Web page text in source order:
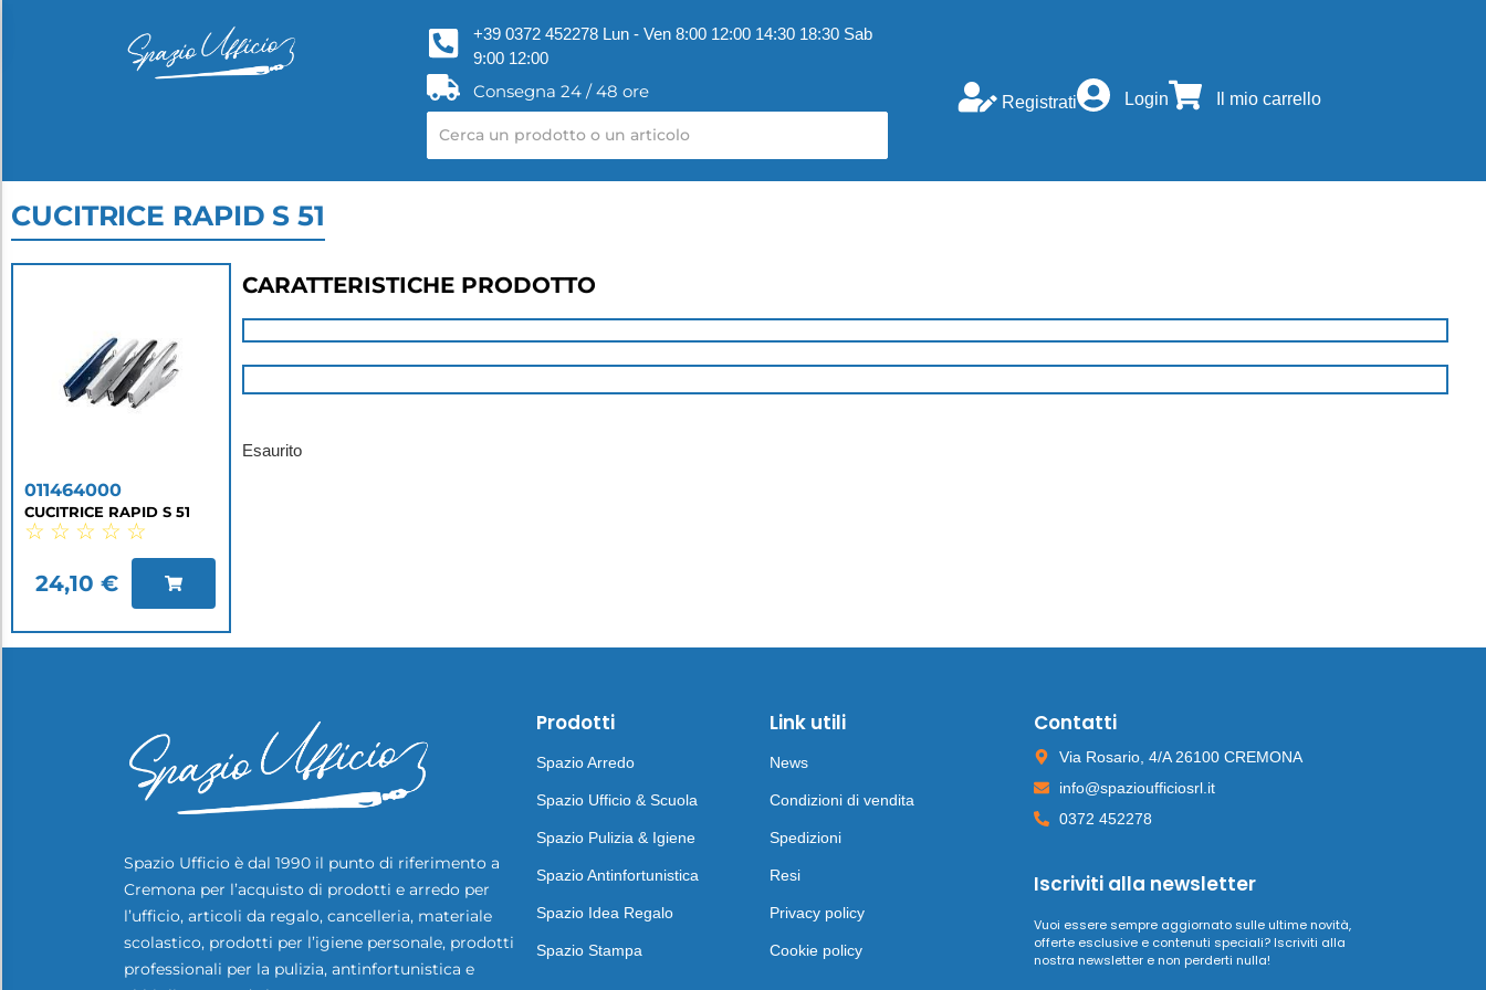
+39 0372 452278 Lun - Ven 8:00 12:00 14:30 18:30 Sab
9:00 12:00
Consegna 24 / 48 ore
Registrati Login Il mio carrello
CUCITRICE RAPID S 51
011464000
CUCITRICE RAPID S 51
☆ ☆ ☆ ☆ ☆
24,10 €
CARATTERISTICHE PRODOTTO
Esaurito
Spazio Ufficio è dal 1990 il punto di riferimento a
Cremona per l’acquisto di prodotti e arredo per
l’ufficio, articoli da regalo, cancelleria, materiale
scolastico, prodotti per l’igiene personale, prodotti
professionali per la pulizia, antinfortunistica e
Prodotti
Spazio Arredo
Spazio Ufficio & Scuola
Spazio Pulizia & Igiene
Spazio Antinfortunistica
Spazio Idea Regalo
Spazio Stampa
Link utili
News
Condizioni di vendita
Spedizioni
Resi
Privacy policy
Cookie policy
Contatti
Via Rosario, 4/A 26100 CREMONA
info@spazioufficiosrl.it
0372 452278
Iscriviti alla newsletter
Vuoi essere sempre aggiornato sulle ultime novità,
offerte esclusive e contenuti speciali? Iscriviti alla
nostra newsletter e non perderti nulla!